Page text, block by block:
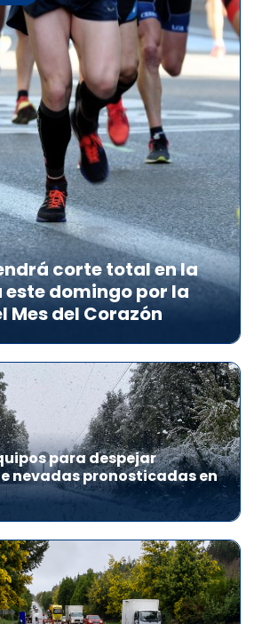
corte total en la
este domingo por la
Mes del Corazón
para despejar
nevadas pronosticadas en